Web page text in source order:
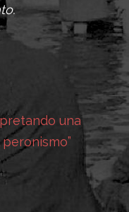
una